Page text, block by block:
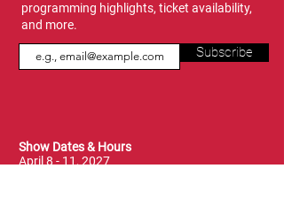
programming highlights, ticket availability,
and more.
Subscribe
Show Dates & Hours
April 8 - 11, 2027